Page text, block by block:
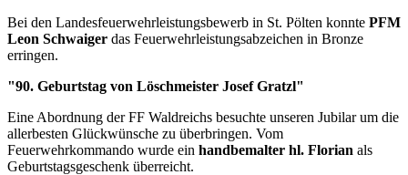
Bei den Landesfeuerwehrleistungsbewerb in St. Pölten konnte PFM
Leon Schwaiger das Feuerwehrleistungsabzeichen in Bronze
erringen.
"90. Geburtstag von Löschmeister Josef Gratzl"
Eine Abordnung der FF Waldreichs besuchte unseren Jubilar um die
allerbesten Glückwünsche zu überbringen. Vom
Feuerwehrkommando wurde ein handbemalter hl. Florian als
Geburtstagsgeschenk überreicht.